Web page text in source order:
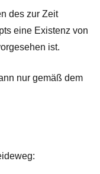
des zur Zeit
eine Existenz von
ist.
nur gemäß dem